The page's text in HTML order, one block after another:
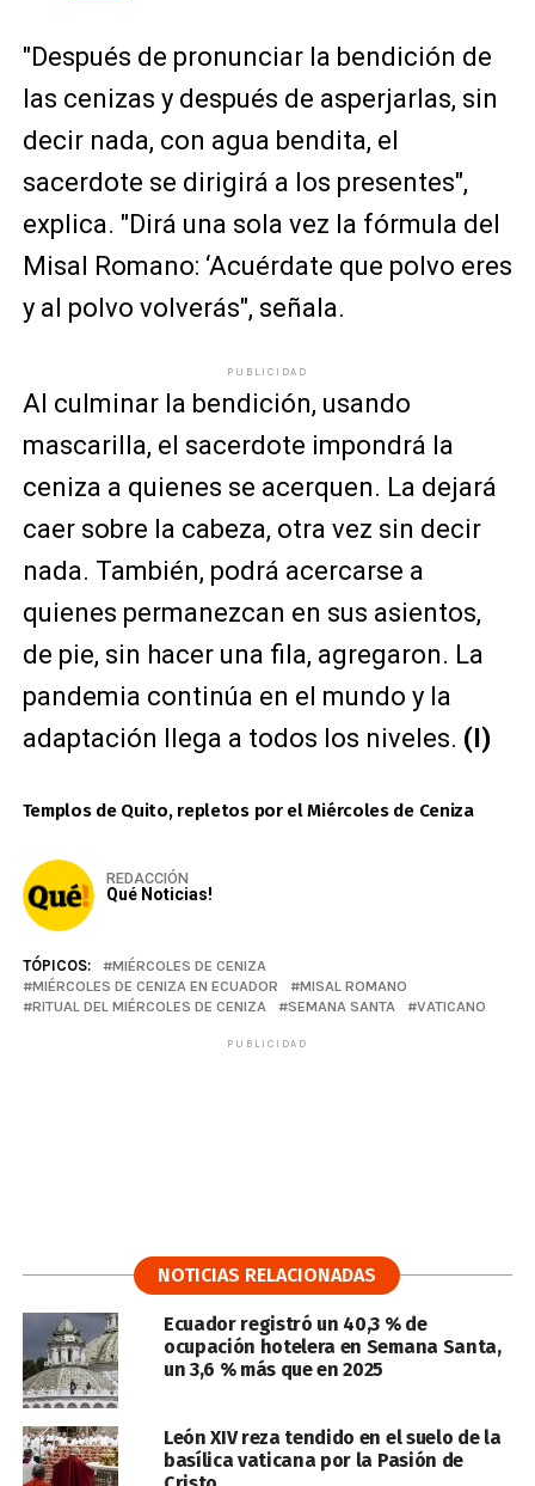
"Después de pronunciar la bendición de
las cenizas y después de asperjarlas, sin
decir nada, con agua bendita, el
sacerdote se dirigirá a los presentes",
explica. "Dirá una sola vez la fórmula del
Misal Romano: ‘Acuérdate que polvo eres
y al polvo volverás", señala.
PUBLICIDAD
Al culminar la bendición, usando
mascarilla, el sacerdote impondrá la
ceniza a quienes se acerquen. La dejará
caer sobre la cabeza, otra vez sin decir
nada. También, podrá acercarse a
quienes permanezcan en sus asientos,
de pie, sin hacer una fila, agregaron. La
pandemia continúa en el mundo y la
adaptación llega a todos los niveles. (I)
Templos de Quito, repletos por el Miércoles de Ceniza
REDACCIÓN
Qué Noticias!
TÓPICOS:
MIÉRCOLES DE CENIZA
MIÉRCOLES DE CENIZA EN ECUADOR
MISAL ROMANO
RITUAL DEL MIÉRCOLES DE CENIZA
SEMANA SANTA VATICANO
PUBLICIDAD
NOTICIAS RELACIONADAS
Ecuador registró un 40,3 % de
ocupación hotelera en Semana Santa,
un 3,6 % más que en 2025
León XIV reza tendido en el suelo de la
basílica vaticana por la Pasión de